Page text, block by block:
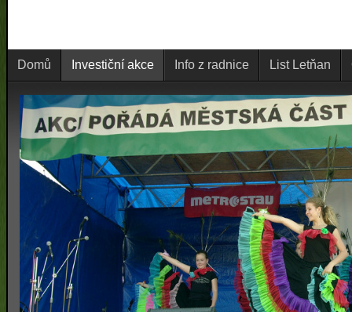
Domů Investiční akce Info z radnice List Letňan